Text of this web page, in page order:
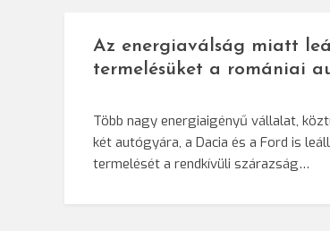
Az energiaválság miatt
termelésüket a romániai
Több nagy energiaigényű vállalat,
két autógyára, a Dacia és a Ford is
termelését a rendkívüli szárazság…